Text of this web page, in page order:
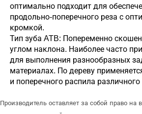
оптимально подходит для
продольно-поперечного реза с
кромкой.
Тип зуба ATB: Попеременно
углом наклона. Наиболее часто
для выполнения разнообразных
материалах. По дереву
и поперечного распила
Производитель оставляет за собой право